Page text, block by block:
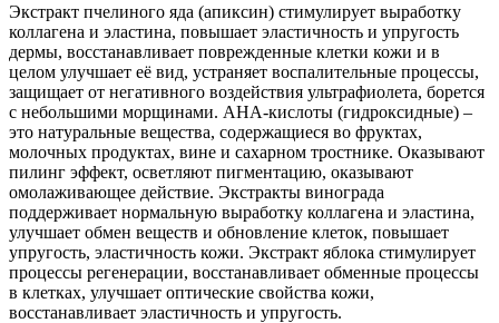
Экстракт пчелиного яда (апиксин) стимулирует выработку
коллагена и эластина, повышает эластичность и упругость
дермы, восстанавливает поврежденные клетки кожи и в
целом улучшает её вид, устраняет воспалительные процессы,
защищает от негативного воздействия ультрафиолета, борется
с небольшими морщинами. АНА-кислоты (гидроксидные) –
это натуральные вещества, содержащиеся во фруктах,
молочных продуктах, вине и сахарном тростнике. Оказывают
пилинг эффект, осветляют пигментацию, оказывают
омолаживающее действие. Экстракты винограда
поддерживает нормальную выработку коллагена и эластина,
улучшает обмен веществ и обновление клеток, повышает
упругость, эластичность кожи. Экстракт яблока стимулирует
процессы регенерации, восстанавливает обменные процессы
в клетках, улучшает оптические свойства кожи,
восстанавливает эластичность и упругость.